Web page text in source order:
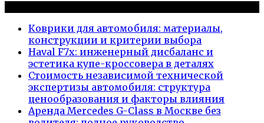
Коврики для автомобиля: материалы,
конструкции и критерии выбора
Haval F7x: инженерный дисбаланс и
эстетика купе-кроссовера в деталях
Стоимость независимой технической
экспертизы автомобиля: структура
ценообразования и факторы влияния
Аренда Mercedes G-Class в Москве без